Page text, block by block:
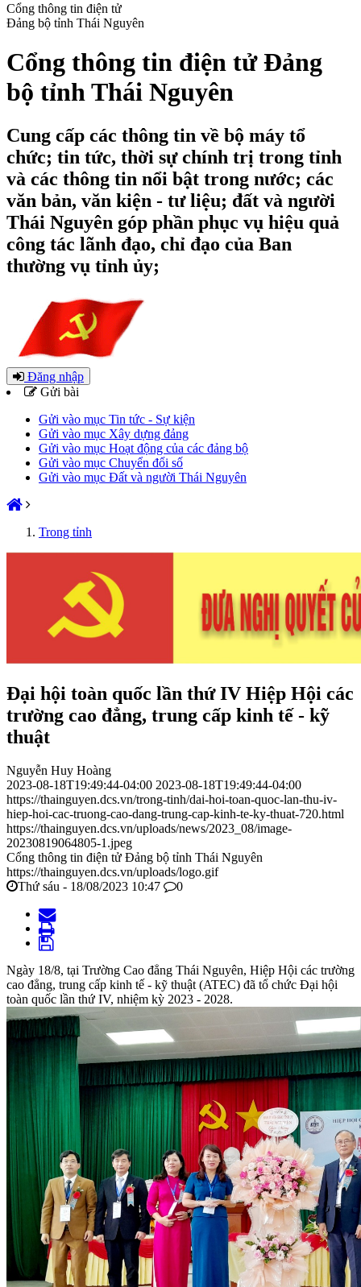
Cổng thông tin điện tử
Đảng bộ tỉnh Thái Nguyên
Cổng thông tin điện tử Đảng
bộ tỉnh Thái Nguyên
Cung cấp các thông tin về bộ máy tổ
chức; tin tức, thời sự chính trị trong tỉnh
và các thông tin nổi bật trong nước; các
văn bản, văn kiện - tư liệu; đất và người
Thái Nguyên góp phần phục vụ hiệu quả
công tác lãnh đạo, chỉ đạo của Ban
thường vụ tỉnh ủy;
Đăng nhập
Gửi bài
Gửi vào mục Tin tức - Sự kiện
Gửi vào mục Xây dựng đảng
Gửi vào mục Hoạt động của các đảng bộ
Gửi vào mục Chuyển đổi số
Gửi vào mục Đất và người Thái Nguyên
Trong tỉnh
Đại hội toàn quốc lần thứ IV Hiệp Hội các
trường cao đẳng, trung cấp kinh tế - kỹ
thuật
Nguyễn Huy Hoàng
2023-08-18T19:49:44-04:00 2023-08-18T19:49:44-04:00
https://thainguyen.dcs.vn/trong-tinh/dai-hoi-toan-quoc-lan-thu-iv-
hiep-hoi-cac-truong-cao-dang-trung-cap-kinh-te-ky-thuat-720.html
https://thainguyen.dcs.vn/uploads/news/2023_08/image-
20230819064805-1.jpeg
Cổng thông tin điện tử Đảng bộ tỉnh Thái Nguyên
https://thainguyen.dcs.vn/uploads/logo.gif
Thứ sáu - 18/08/2023 10:47
0
Ngày 18/8, tại Trường Cao đẳng Thái Nguyên, Hiệp Hội các trường
cao đẳng, trung cấp kinh tế - kỹ thuật (ATEC) đã tổ chức Đại hội
toàn quốc lần thứ IV, nhiệm kỳ 2023 - 2028.